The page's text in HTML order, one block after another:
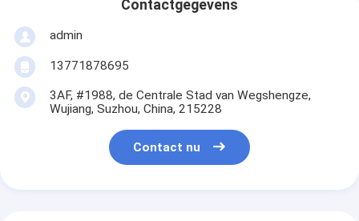
Contactgegevens
admin
13771878695
3AF, #1988, de Centrale Stad van Wegshengze,
Wujiang, Suzhou, China, 215228
Contact nu